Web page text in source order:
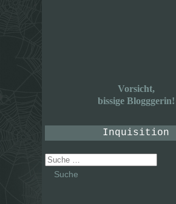
Vorsicht,
bissige Blogggerin!
Inquisition
Suche
nach: